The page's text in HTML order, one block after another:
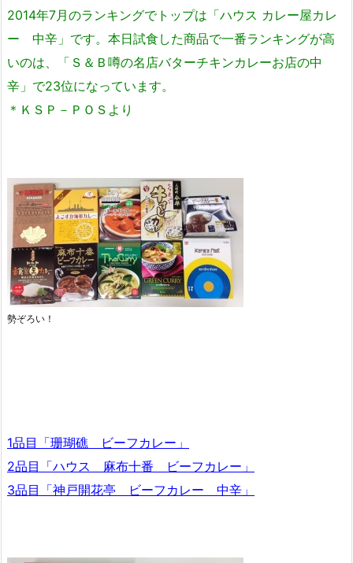
2014年7月のランキングでトップは「ハウス カレー屋カレ
ー 中辛」です。本日試食した商品で一番ランキングが高
いのは、「Ｓ＆Ｂ噂の名店バターチキンカレーお店の中
辛」で23位になっています。
＊ＫＳＰ－ＰＯＳより
勢ぞろい！
1品目「珊瑚礁 ビーフカレー」
2品目「ハウス 麻布十番 ビーフカレー」
3品目「神戸開花亭 ビーフカレー 中辛」